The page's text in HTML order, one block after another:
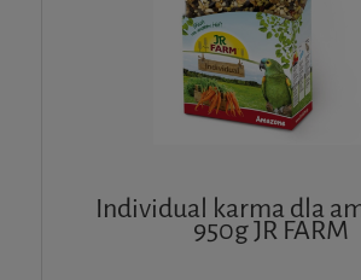
Individual karma dla
950g JR FARM